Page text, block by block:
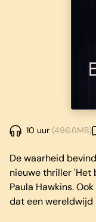
10 uur (496.6MB)
De waarheid
nieuwe thriller 'Het
Paula Hawkins.
dat een wereldwijd